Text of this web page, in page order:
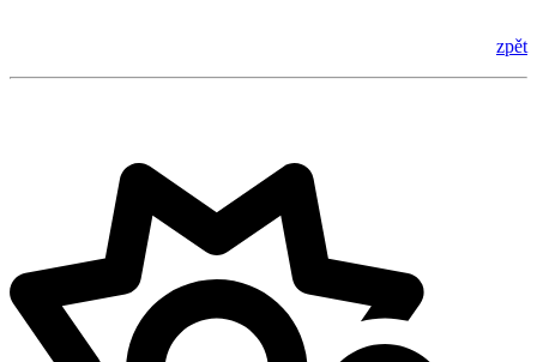
zpět